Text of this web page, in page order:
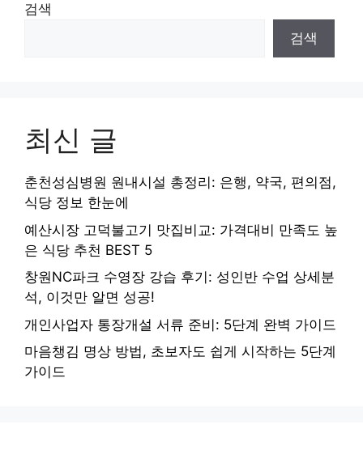
검색
검색
최신 글
춘천성심병원 원내시설 총정리: 은행, 약국, 편의점,
식당 정보 한눈에
예산시장 고덕불고기 맛집비교: 가격대비 만족도 높
은 식당 추천 BEST 5
창원NC파크 수영장 강습 후기: 성인반 수업 상세분
석, 이것만 알면 성공!
개인사업자 통장개설 서류 준비: 5단계 완벽 가이드
마음챙김 명상 방법, 초보자도 쉽게 시작하는 5단계
가이드